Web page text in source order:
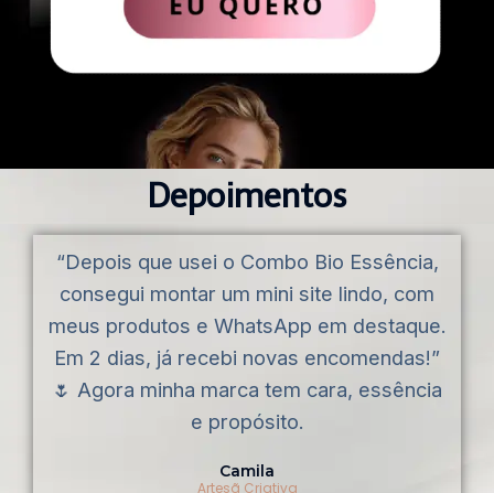
Depoimentos
“Depois que usei o Combo Bio Essência,
consegui montar um mini site lindo, com
meus produtos e WhatsApp em destaque.
Em 2 dias, já recebi novas encomendas!”
🌷 Agora minha marca tem cara, essência
e propósito.
Camila
Artesã Criativa